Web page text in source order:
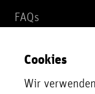
FAQs
NEWSLETTER
Zur Newsletter
Cookies
Wir